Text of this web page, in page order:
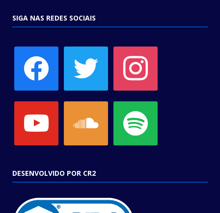
SIGA NAS REDES SOCIAIS
DESENVOLVIDO POR CR2